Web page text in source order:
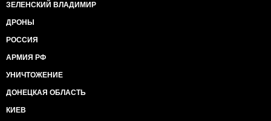
ЗЕЛЕНСКИЙ ВЛАДИМИР
ДРОНЫ
РОССИЯ
АРМИЯ РФ
УНИЧТОЖЕНИЕ
ДОНЕЦКАЯ ОБЛАСТЬ
КИЕВ